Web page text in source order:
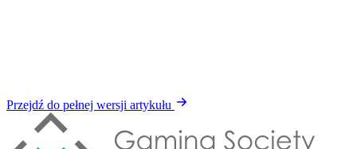
Przejdź do pełnej wersji artykułu